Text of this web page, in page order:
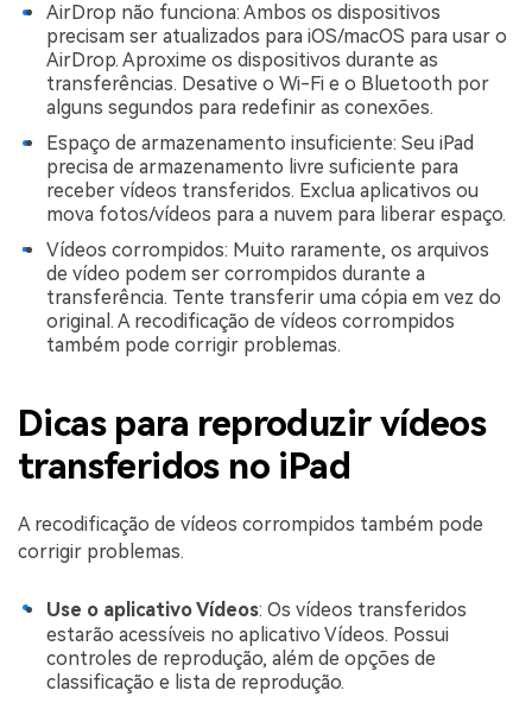
AirDrop não funciona: Ambos os dispositivos
precisam ser atualizados para iOS/macOS para usar o
AirDrop. Aproxime os dispositivos durante as
transferências. Desative o Wi-Fi e o Bluetooth por
alguns segundos para redefinir as conexões.
Espaço de armazenamento insuficiente: Seu iPad
precisa de armazenamento livre suficiente para
receber vídeos transferidos. Exclua aplicativos ou
mova fotos/vídeos para a nuvem para liberar espaço.
Vídeos corrompidos: Muito raramente, os arquivos
de vídeo podem ser corrompidos durante a
transferência. Tente transferir uma cópia em vez do
original. A recodificação de vídeos corrompidos
também pode corrigir problemas.
Dicas para reproduzir vídeos
transferidos no iPad
A recodificação de vídeos corrompidos também pode
corrigir problemas.
Use o aplicativo Vídeos: Os vídeos transferidos
estarão acessíveis no aplicativo Vídeos. Possui
controles de reprodução, além de opções de
classificação e lista de reprodução.